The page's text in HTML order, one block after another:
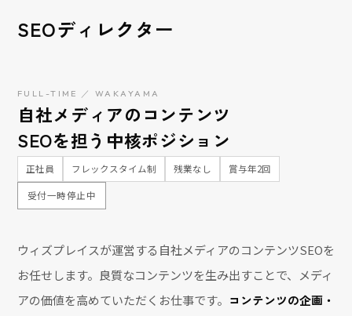
SEOディレクター
FULL-TIME ／ WAKAYAMA
自社メディアのコンテンツ
SEOを担う中核ポジション
正社員 フレックスタイム制 残業なし 賞与年2回
受付一時停止中
ウィズプレイスが運営する自社メディアのコンテンツSEOを
お任せします。良質なコンテンツを生み出すことで、メディ
アの価値を高めていただくお仕事です。 コンテンツの企画・